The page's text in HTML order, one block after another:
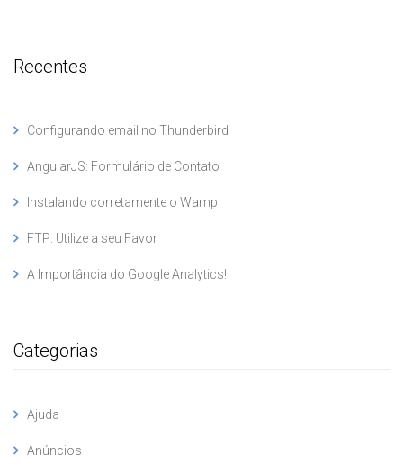
Recentes
Configurando email no Thunderbird
AngularJS: Formulário de Contato
Instalando corretamente o Wamp
FTP: Utilize a seu Favor
A Importância do Google Analytics!
Categorias
Ajuda
Anúncios